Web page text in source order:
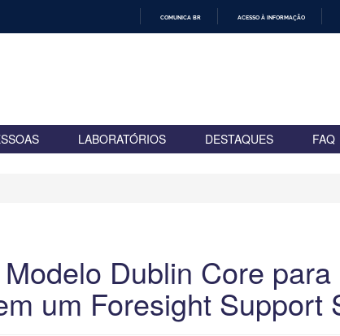
COMUNICA BR ACESSO À INFORMAÇÃO
LABORATÓRIOS DESTAQUES FAQ
Dublin Core
um Foresight Support